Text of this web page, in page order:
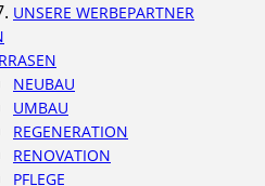
UNSERE WERBEPARTNER
NEUBAU
UMBAU
REGENERATION
RENOVATION
PFLEGE